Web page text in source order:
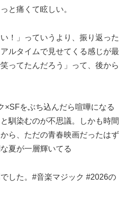
と痛くて眩しい。
！」っていうより、振り返った
ルタイムで見せてくる感じが最
ってたんだろう」って、後から
×SFをぶち込んだら喧嘩になる
馴染むのが不思議。しかも時間
ら、ただの青春映画だったはず
夏が一層輝いてる
した。#音楽マジック #2026の